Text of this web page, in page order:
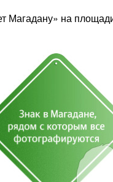
Магадану» на